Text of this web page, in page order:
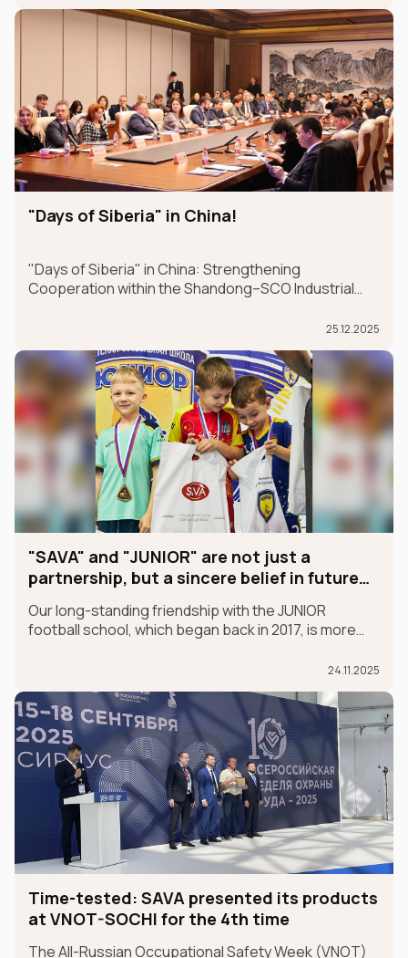
Dubai from January 26-30.
"Days of Siberia" in China!
"Days of Siberia" in China: Strengthening
Cooperation within the Shandong–SCO Industrial
25.12.2025
"SAVA" and "JUNIOR" are not just a
partnership, but a sincere belief in future
Our long-standing friendship with the JUNIOR
football school, which began back in 2017, is more
24.11.2025
Time-tested: SAVA presented its products
at VNOT-SOCHI for the 4th time
The All-Russian Occupational Safety Week (VNOT)